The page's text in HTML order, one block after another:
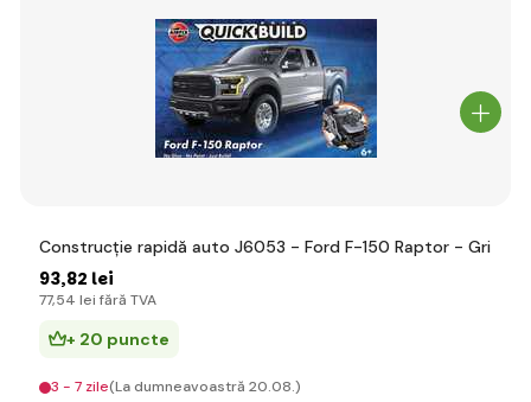
Construcție rapidă auto J6053 - Ford F-150 Raptor - Gri
93,82 lei
77,54 lei fără TVA
+ 20 puncte
3 - 7 zile(La dumneavoastră 20.08.)